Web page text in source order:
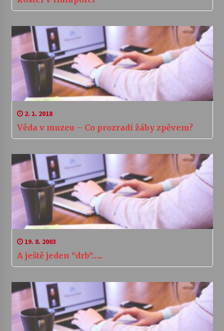
2. 1. 2018
Věda v muzeu – Co prozradí žáby zpěvem?
19. 8. 2003
A ještě jeden “drb“…..